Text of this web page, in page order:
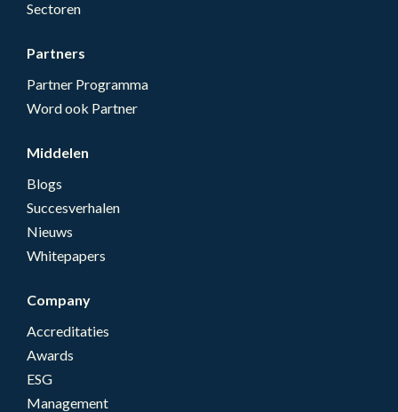
Sectoren
Partners
Partner Programma
Word ook Partner
Middelen
Blogs
Succesverhalen
Nieuws
Whitepapers
Company
Accreditaties
Awards
ESG
Management